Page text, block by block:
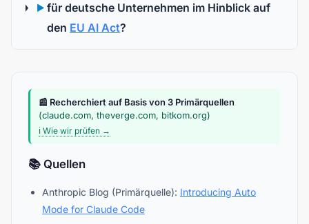
▶ für deutsche Unternehmen im Hinblick auf
den EU AI Act?
📰 Recherchiert auf Basis von 3 Primärquellen
(claude.com, theverge.com, bitkom.org)
ℹ️ Wie wir prüfen →
📚 Quellen
Anthropic Blog (Primärquelle): Introducing Auto
Mode for Claude Code